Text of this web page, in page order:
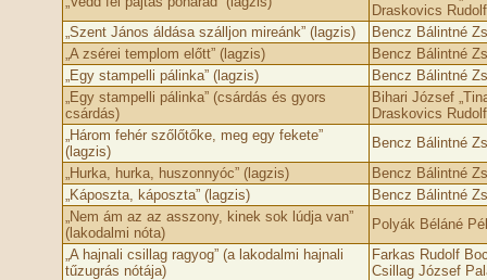
Draskovics Rudolf
„Szent János áldása szálljon mireánk” (lagzis)
Bencz Bálintné
„A zsérei templom előtt” (lagzis)
Bencz Bálintné
„Egy stampelli pálinka” (lagzis)
Bencz Bálintné
„Egy stampelli pálinka” (csárdás és gyors
csárdás)
Bihari József
Draskovics Rudolf
„Három fehér szőlőtőke, meg egy fekete”
(lagzis)
Bencz Bálintné
„Hurka, hurka, huszonnyóc” (lagzis)
Bencz Bálintné
„Káposzta, káposzta” (lagzis)
Bencz Bálintné
„Nem ám az az asszony, kinek sok lúdja van”
(lakodalmi nóta)
Polyák Béláné
„A hajnali csillag ragyog” (a lakodalmi hajnali
tűzugrás nótája)
Farkas Rudolf
Csillag József